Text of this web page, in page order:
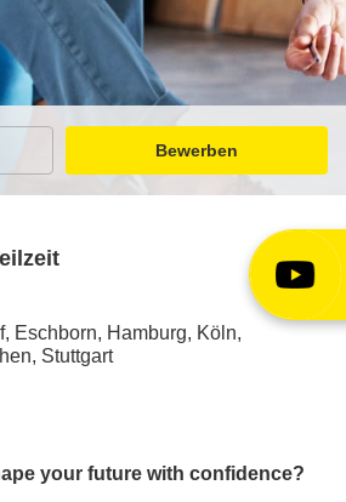
Bewerben
Eschborn, Hamburg, Köln,
Stuttgart
your future with confidence?